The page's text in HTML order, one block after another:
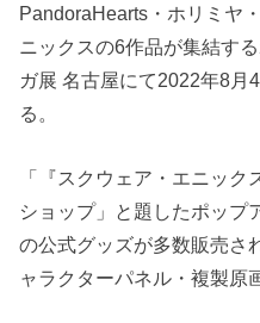
PandoraHearts・ホリミヤ
ニックスの6作品が集結す
ガ展 名古屋にて2022年8月
る。
「『スクウェア・エニッ
ショップ」と題したポップ
の公式グッズが多数販売さ
ャラクターパネル・複製原